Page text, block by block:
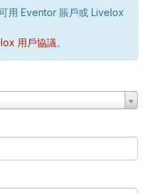
用 Eventor 賬戶或 Livelox
用戶協議。